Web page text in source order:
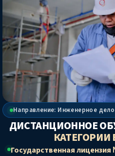
Направление: Инженерное дело
ДИСТАНЦИОННОЕ
КАТЕГОРИИ
Государственная лицензия